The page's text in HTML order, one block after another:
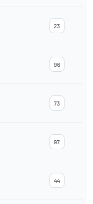
23
96
73
97
44